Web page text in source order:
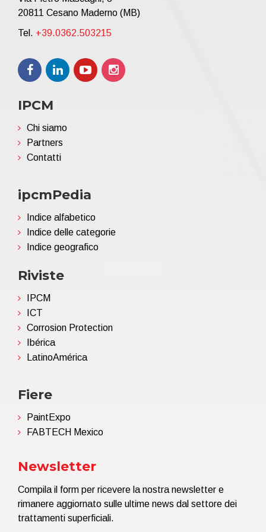
20811 Cesano Maderno (MB)
Tel. +39.0362.503215
IPCM
Chi siamo
Partners
Contatti
ipcmPedia
Indice alfabetico
Indice delle categorie
Indice geografico
Riviste
IPCM
ICT
Corrosion Protection
Ibérica
LatinoAmérica
Fiere
PaintExpo
FABTECH Mexico
Newsletter
Compila il form per ricevere la nostra newsletter e
rimanere aggiornato sulle ultime news dal settore dei
trattamenti superficiali.